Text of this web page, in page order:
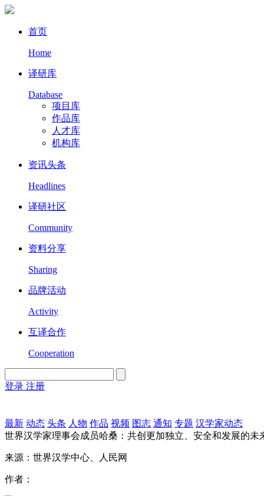
首页
Home
译研库
Database
项目库
作品库
人才库
机构库
资讯头条
Headlines
译研社区
Community
资料分享
Sharing
品牌活动
Activity
互译合作
Cooperation
登录 注册
最新 动态 头条 人物 作品 视频 图志 通知 专题 汉学家动态
世界汉学家理事会成员哈桑：共创更加独立、安全和发展的未
来源：世界汉学中心、人民网
作者：